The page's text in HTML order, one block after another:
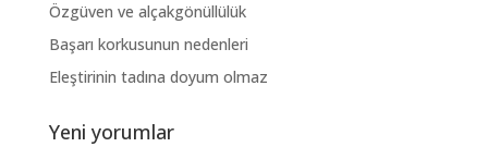
Özgüven ve alçakgönüllülük
Başarı korkusunun nedenleri
Eleştirinin tadına doyum olmaz
Yeni yorumlar